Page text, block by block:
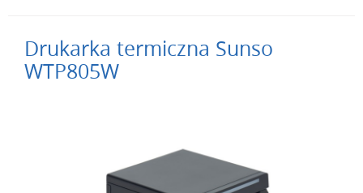
Drukarka termiczna Sunso
WTP805W